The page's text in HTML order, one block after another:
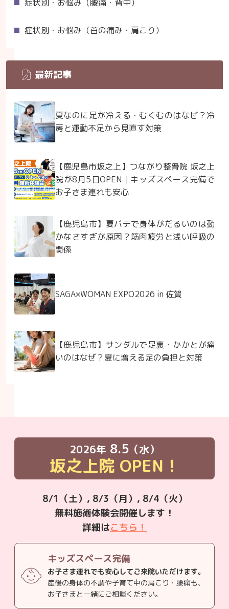
症状別・お悩み（腰痛・背中）
症状別・お悩み（首の痛み・肩こり）
最新記事
夏なのに足が冷える・むくむのはなぜ？冷
房と運動不足から見直す対策
【鹿児島市坂之上】つながり整骨院 坂之上
院が8月5日OPEN｜キッズスペース完備で
お子さま連れも安心
【鹿児島市】夏バテで身体がだるいのは動
かなさすぎが原因？筋肉疲労と浅い呼吸の
関係
SAGA×WOMAN EXPO2026 in 佐賀
【鹿児島市】サンダルで足裏・かかとが痛
いのはなぜ？夏に増える足の負担と対策
2026年 8.5 （水）
坂之上院 OPEN！
8/1（土）, 8/3（月）, 8/4（火）
無料施術体験会開催します！
詳細はこちら！
キッズスペース完備
お子さま連れでも安心してご来院いただけます。
産後の身体の不調や子育て中の肩こり・腰痛も、
お子さまと一緒にご相談ください。